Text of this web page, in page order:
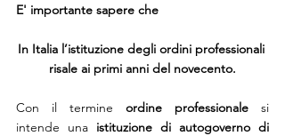
E' importante sapere che
In Italia l’istituzione degli ordini professionali
risale ai primi anni del novecento.
Con il termine ordine professionale si
intende una istituzione di autogoverno di